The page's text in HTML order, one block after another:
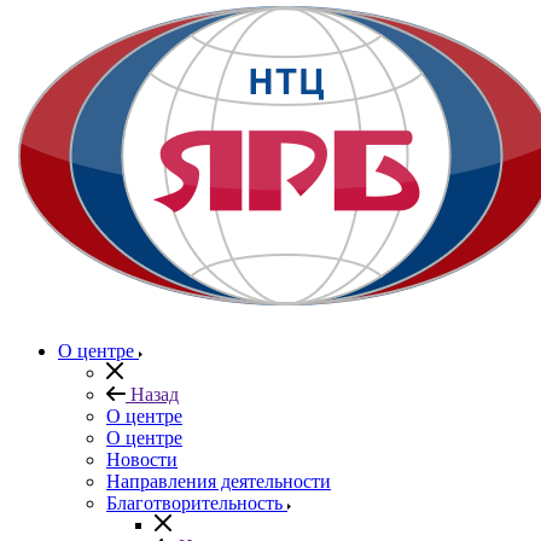
О центре
Назад
О центре
О центре
Новости
Направления деятельности
Благотворительность